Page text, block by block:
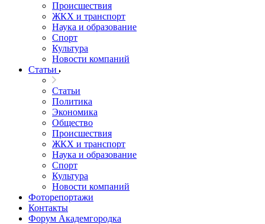
Происшествия
ЖКХ и транспорт
Наука и образование
Спорт
Культура
Новости компаний
Статьи
Статьи
Политика
Экономика
Общество
Происшествия
ЖКХ и транспорт
Наука и образование
Спорт
Культура
Новости компаний
Фоторепортажи
Контакты
Форум Академгородка